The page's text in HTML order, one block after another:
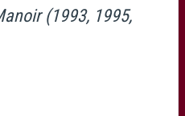
(1993, 1995,